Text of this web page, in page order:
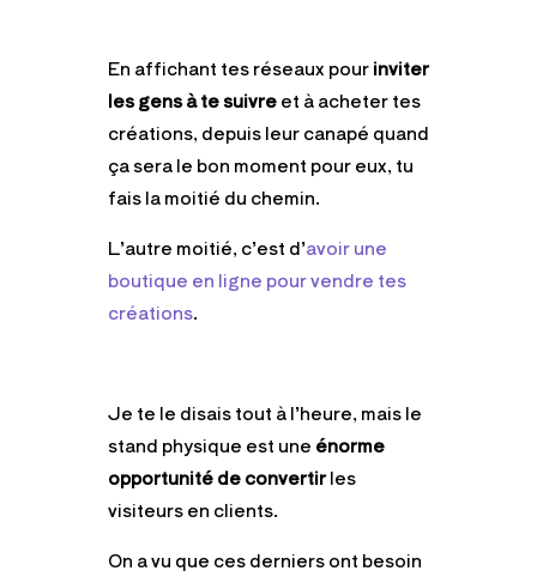
En affichant tes réseaux pourinviter
les gens à te suivreet à acheter tes
créations, depuis leur canapé quand
ça sera le bon moment pour eux, tu
fais la moitié du chemin.
L’autre moitié, c’est d’avoir une
boutique en ligne pour vendre tes
créations.
Je te le disais tout à l’heure, mais le
stand physique est une énorme
opportunité de convertirles
visiteurs en clients.
On a vu que ces derniers ont besoin